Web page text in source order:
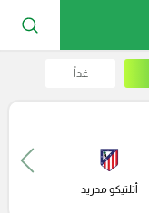
غداً
أتلتيكو مدريد